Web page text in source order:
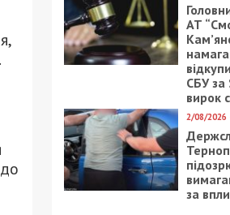
АТ
СБУ за
вирок
2/08/2026
за